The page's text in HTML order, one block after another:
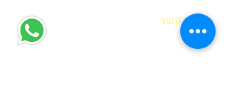
| צרו קשר
הדס אופיר